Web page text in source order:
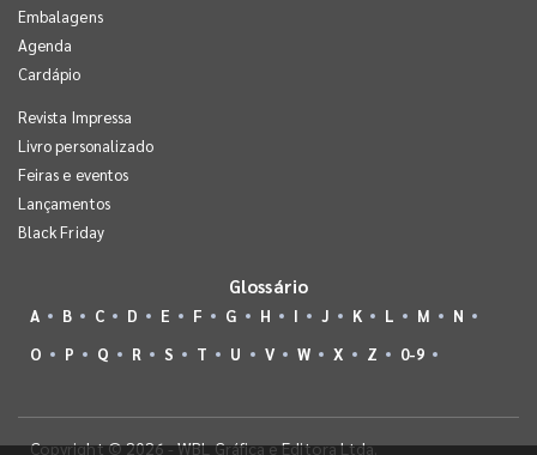
Embalagens
Agenda
Cardápio
Revista Impressa
Livro personalizado
Feiras e eventos
Lançamentos
Black Friday
Glossário
A B C D E F G H I J K L M
N
O
P Q R S T U V W X Z 0-9
Copyright © 2026 - WBL Gráfica e Editora Ltda.